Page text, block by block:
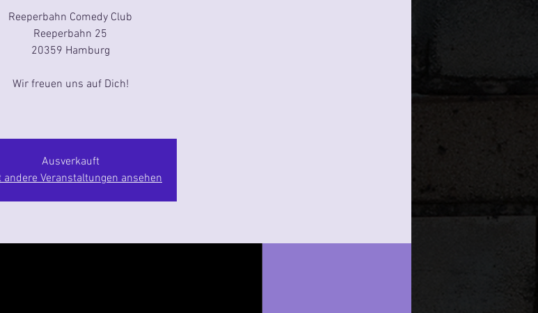
Reeperbahn Comedy Club
Reeperbahn 25
20359 Hamburg
Wir freuen uns auf Dich!
Ausverkauft
andere Veranstaltungen ansehen